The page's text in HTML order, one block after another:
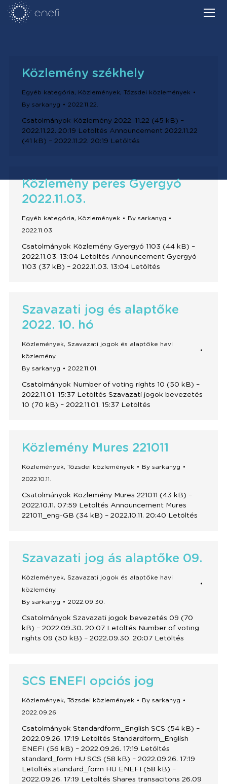
Közlemény székhely
Egyéb kategória, Közlemények, Tőzsdei közlemények
By sarkanyg 2022.11.22.
Csatolmányok Közlemény 2022. 11.22 (45 kB) –
2022.11.22. 20:19 Letöltés Announcement 2022.11.22
(41 kB) – 2022.11.22. 20:19 Letöltés
Közlemény peres Gyergyó
2022.11.03.
Egyéb kategória, Közlemények By sarkanyg
2022.11.03.
Csatolmányok Közlemény Gyergyó 1103 (44 kB) –
2022.11.03. 13:04 Letöltés Announcement Gyergyó
1103 (37 kB) – 2022.11.03. 13:04 Letöltés
Szavazati jog és alaptőke
2022. 10. hó
Közlemények, Szavazati jogok és alaptőke havi
közlemény
By sarkanyg 2022.11.01.
Csatolmányok Number of voting rights 10 (50 kB) –
2022.11.01. 15:37 Letöltés Szavazati jogok bevezetés
10 (70 kB) – 2022.11.01. 15:37 Letöltés
Közlemény Mures 221011
Közlemények, Tőzsdei közlemények By sarkanyg
2022.10.11.
Csatolmányok Közlemény Mures 221011 (43 kB) –
2022.10.11. 07:59 Letöltés Announcement Mures
221011_eng-GB (34 kB) – 2022.10.11. 20:40 Letöltés
Szavazati jog ás alaptőke 09.
Közlemények, Szavazati jogok és alaptőke havi
közlemény
By sarkanyg 2022.09.30.
Csatolmányok Szavazati jogok bevezetés 09 (70
kB) – 2022.09.30. 20:07 Letöltés Number of voting
rights 09 (50 kB) – 2022.09.30. 20:07 Letöltés
SCS ENEFI opciós jog
Közlemények, Tőzsdei közlemények By sarkanyg
2022.09.26.
Csatolmányok Standardform_English SCS (54 kB) –
2022.09.26. 17:19 Letöltés Standardform_English
ENEFI (56 kB) – 2022.09.26. 17:19 Letöltés
standard_form HU SCS (58 kB) – 2022.09.26. 17:19
Letöltés standard_form HU ENEFI (58 kB) –
2022.09.26. 17:19 Letöltés Shares transacitons 26.09